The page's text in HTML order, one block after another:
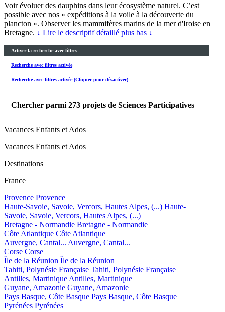
Voir évoluer des dauphins dans leur écosystème naturel. C’est
possible avec nos « expéditions à la voile à la découverte du
plancton ». Observer les mammifères marins de la mer d'Iroise en
Bretagne. ↓ Lire le descriptif détaillé plus bas ↓
Activer la recherche avec filtres
Recherche avec filtres activée
Recherche avec filtres activée (Cliquer pour désactiver)
Chercher parmi 273 projets de Sciences Participatives
Vacances Enfants et Ados
Vacances Enfants et Ados
Destinations
France
Provence Provence
Haute-Savoie, Savoie, Vercors, Hautes Alpes, (...) Haute-
Savoie, Savoie, Vercors, Hautes Alpes, (...)
Bretagne - Normandie Bretagne - Normandie
Côte Atlantique Côte Atlantique
Auvergne, Cantal... Auvergne, Cantal...
Corse Corse
Île de la Réunion Île de la Réunion
Tahiti, Polynésie Française Tahiti, Polynésie Française
Antilles, Martinique Antilles, Martinique
Guyane, Amazonie Guyane, Amazonie
Pays Basque, Côte Basque Pays Basque, Côte Basque
Pyrénées Pyrénées